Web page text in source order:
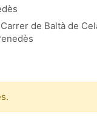
de Baltà de